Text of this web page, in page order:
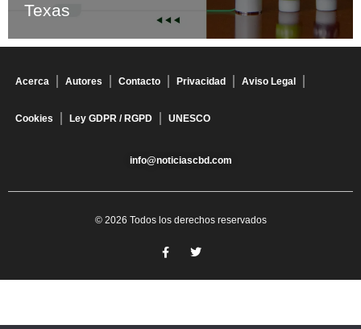
Texas
Acerca Autores Contacto Privacidad Aviso Legal
Cookies Ley GDPR / RGPD UNESCO
info@noticiascbd.com
© 2026 Todos los derechos reservados